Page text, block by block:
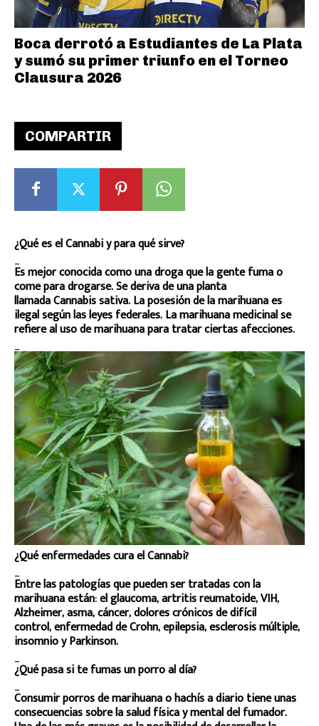
COMPARTIR
¿Qué es el Cannabi y para qué sirve?
Es mejor conocida como una droga que la gente fuma o
come para drogarse. Se deriva de una planta
llamada Cannabis sativa. La posesión de la marihuana es
ilegal según las leyes federales. La marihuana medicinal se
refiere al uso de marihuana para tratar ciertas afecciones.
¿Qué enfermedades cura el Cannabi?
Entre las patologías que pueden ser tratadas con la
marihuana están: el glaucoma, artritis reumatoide, VIH,
Alzheimer, asma, cáncer, dolores crónicos de difícil
control, enfermedad de Crohn, epilepsia, esclerosis múltiple,
insomnio y Parkinson.
¿Qué pasa si te fumas un porro al día?
Consumir porros de marihuana o hachís a diario tiene unas
consecuencias sobre la salud física y mental del fumador.
Boca derrotó a Estudiantes de La Plata
y sumó su primer triunfo en el Torneo
Clausura 2026